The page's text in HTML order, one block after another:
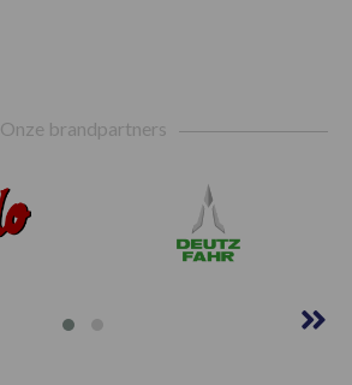
Onze brandpartners